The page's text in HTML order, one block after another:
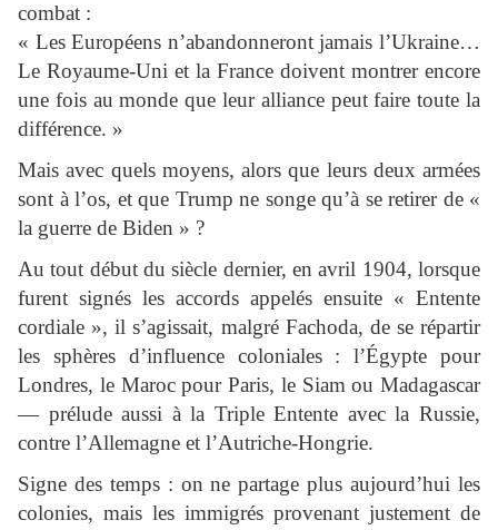
combat :
« Les Européens n’abandonneront jamais l’Ukraine…
Le Royaume-Uni et la France doivent montrer encore
une fois au monde que leur alliance peut faire toute la
différence. »
Mais avec quels moyens, alors que leurs deux armées
sont à l’os, et que Trump ne songe qu’à se retirer de «
la guerre de Biden » ?
Au tout début du siècle dernier, en avril 1904, lorsque
furent signés les accords appelés ensuite « Entente
cordiale », il s’agissait, malgré Fachoda, de se répartir
les sphères d’influence coloniales : l’Égypte pour
Londres, le Maroc pour Paris, le Siam ou Madagascar
— prélude aussi à la Triple Entente avec la Russie,
contre l’Allemagne et l’Autriche-Hongrie.
Signe des temps : on ne partage plus aujourd’hui les
colonies, mais les immigrés provenant justement de